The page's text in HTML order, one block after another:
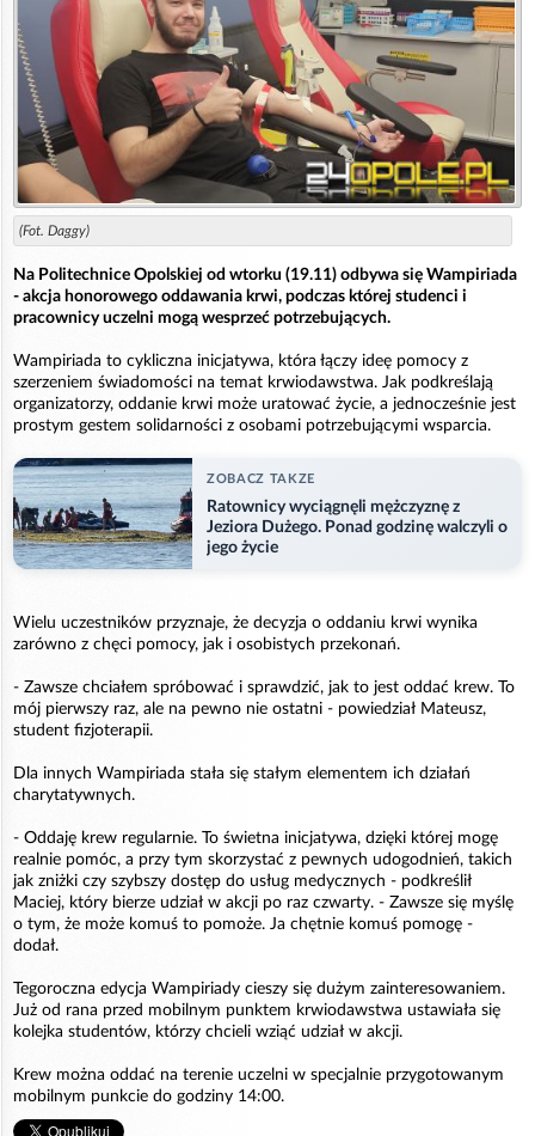
(Fot. Daggy)
Na Politechnice Opolskiej od wtorku (19.11) odbywa się Wampiriada
- akcja honorowego oddawania krwi, podczas której studenci i
pracownicy uczelni mogą wesprzeć potrzebujących.
Wampiriada to cykliczna inicjatywa, która łączy ideę pomocy z
szerzeniem świadomości na temat krwiodawstwa. Jak podkreślają
organizatorzy, oddanie krwi może uratować życie, a jednocześnie jest
prostym gestem solidarności z osobami potrzebującymi wsparcia.
ZOBACZ TAKZE
Ratownicy wyciągnęli mężczyznę z
Jeziora Dużego. Ponad godzinę walczyli o
jego życie
Wielu uczestników przyznaje, że decyzja o oddaniu krwi wynika
zarówno z chęci pomocy, jak i osobistych przekonań.
- Zawsze chciałem spróbować i sprawdzić, jak to jest oddać krew. To
mój pierwszy raz, ale na pewno nie ostatni - powiedział Mateusz,
student fizjoterapii.
Dla innych Wampiriada stała się stałym elementem ich działań
charytatywnych.
- Oddaję krew regularnie. To świetna inicjatywa, dzięki której mogę
realnie pomóc, a przy tym skorzystać z pewnych udogodnień, takich
jak zniżki czy szybszy dostęp do usług medycznych - podkreślił
Maciej, który bierze udział w akcji po raz czwarty. - Zawsze się myślę
o tym, że może komuś to pomoże. Ja chętnie komuś pomogę -
dodał.
Tegoroczna edycja Wampiriady cieszy się dużym zainteresowaniem.
Już od rana przed mobilnym punktem krwiodawstwa ustawiała się
kolejka studentów, którzy chcieli wziąć udział w akcji.
Krew można oddać na terenie uczelni w specjalnie przygotowanym
mobilnym punkcie do godziny 14:00.